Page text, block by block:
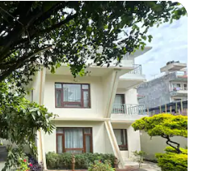
s oznakom „Odabrali gosti”